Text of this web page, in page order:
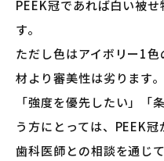
PEEK冠であれば白い被
す。
ただし色はアイボリー1
材より審美性は劣ります。
「強度を優先したい」「
う方にとっては、PEEK冠
歯科医師との相談を通じ